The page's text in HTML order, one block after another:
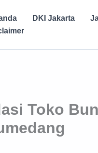
DKI Jakarta
Toko